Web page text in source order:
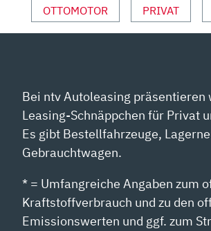
OTTOMOTOR PRIVAT
Bei ntv Autoleasing präsentieren
Leasing-Schnäppchen für Privat
Es gibt Bestellfahrzeuge,
Gebrauchtwagen.
* = Umfangreiche Angaben zum
Kraftstoffverbrauch und zu den
Emissionswerten und ggf. zum